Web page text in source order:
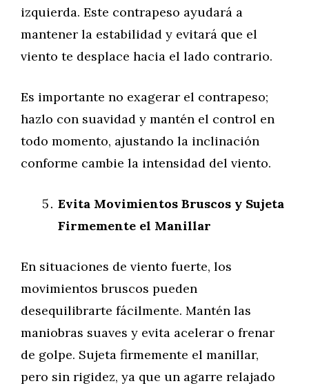
izquierda. Este contrapeso ayudará a
mantener la estabilidad y evitará que el
viento te desplace hacia el lado contrario.
Es importante no exagerar el contrapeso;
hazlo con suavidad y mantén el control en
todo momento, ajustando la inclinación
conforme cambie la intensidad del viento.
Evita Movimientos Bruscos y Sujeta
Firmemente el Manillar
En situaciones de viento fuerte, los
movimientos bruscos pueden
desequilibrarte fácilmente. Mantén las
maniobras suaves y evita acelerar o frenar
de golpe. Sujeta firmemente el manillar,
pero sin rigidez, ya que un agarre relajado